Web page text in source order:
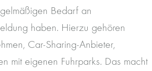
Bedarf an
haben. Hierzu gehören
Car-Sharing-Anbieter,
mit eigenen Fuhrparks. Das macht